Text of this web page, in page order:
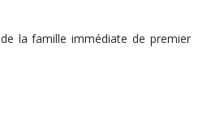
la famille immédiate de premier